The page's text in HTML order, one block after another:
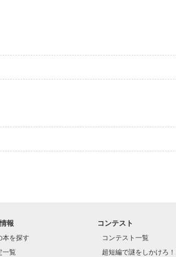
報
本を探す
一覧
コンテスト
コンテスト一覧
超短編で謎をしかけろ